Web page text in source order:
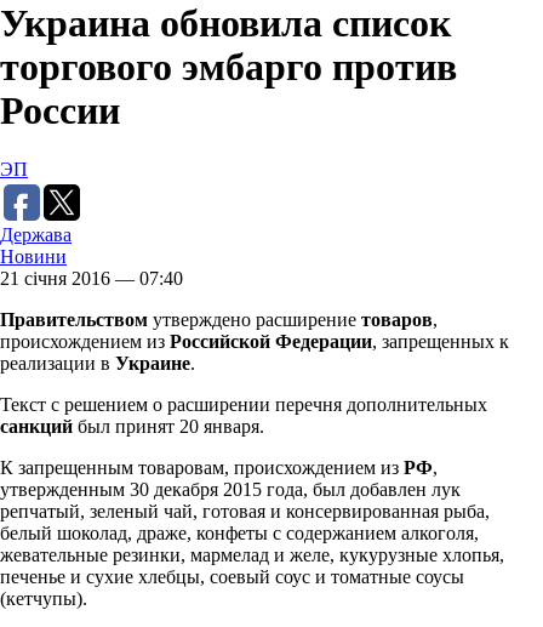
Украина обновила список
торгового эмбарго против
России
ЭП
Держава
Новини
21 січня 2016 — 07:40
Правительством утверждено расширение товаров,
происхождением из Российской Федерации, запрещенных к
реализации в Украине.
Текст с решением о расширении перечня дополнительных
санкций был принят 20 января.
К запрещенным товаровам, происхождением из РФ,
утвержденным 30 декабря 2015 года, был добавлен лук
репчатый, зеленый чай, готовая и консервированная рыба,
белый шоколад, драже, конфеты с содержанием алкоголя,
жевательные резинки, мармелад и желе, кукурузные хлопья,
печенье и сухие хлебцы, соевый соус и томатные соусы
(кетчупы).